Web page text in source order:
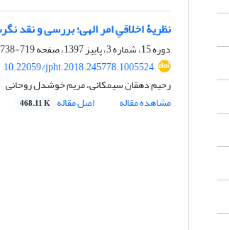
نظریۀ اخلاقیِ امر الهی؛ بررسی و
دوره 15، شماره 3، پاییز 1397، صفحه
719-738
10.22059/jpht.2018.245778.1005524
رحیم دهقان سیمکانی، مریم خوشدل روحانی
مشاهده مقاله
اصل مقاله 468.11 K